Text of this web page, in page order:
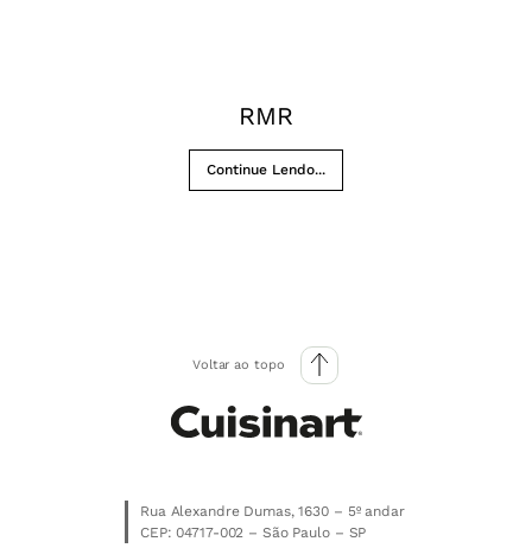
RMR
Continue Lendo...
Voltar ao topo
Rua Alexandre Dumas, 1630 – 5º andar
CEP: 04717-002 – São Paulo – SP